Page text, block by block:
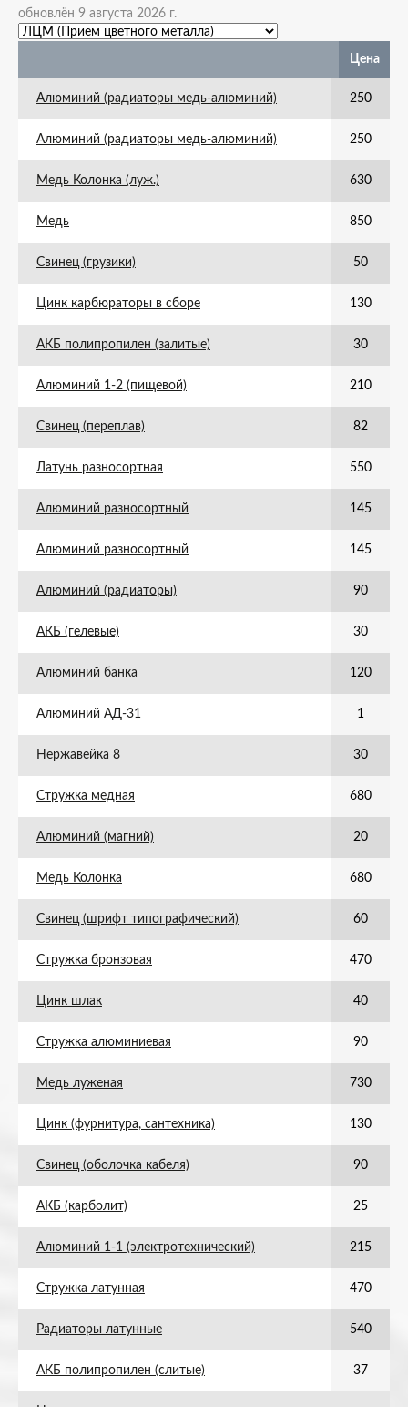
обновлён 9 августа 2026 г.
Цена
Алюминий (радиаторы медь-алюминий) 250
Алюминий (радиаторы медь-алюминий) 250
Медь Колонка (луж.) 630
Медь 850
Свинец (грузики) 50
Цинк карбюраторы в сборе 130
АКБ полипропилен (залитые) 30
Алюминий 1-2 (пищевой) 210
Свинец (переплав) 82
Латунь разносортная 550
Алюминий разносортный 145
Алюминий разносортный 145
Алюминий (радиаторы) 90
АКБ (гелевые) 30
Алюминий банка 120
Алюминий АД-31 1
Нержавейка 8 30
Стружка медная 680
Алюминий (магний) 20
Медь Колонка 680
Свинец (шрифт типографический) 60
Стружка бронзовая 470
Цинк шлак 40
Стружка алюминиевая 90
Медь луженая 730
Цинк (фурнитура, сантехника) 130
Свинец (оболочка кабеля) 90
АКБ (карболит) 25
Алюминий 1-1 (электротехнический) 215
Стружка латунная 470
Радиаторы латунные 540
АКБ полипропилен (слитые) 37